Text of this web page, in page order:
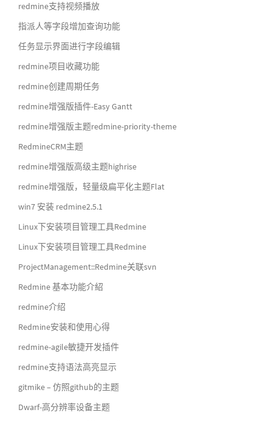
redmine支持视频播放
指派人等字段增加查询功能
任务显示界面进行字段编辑
redmine项目收藏功能
redmine创建周期任务
redmine增强版插件-Easy Gantt
redmine增强版主题redmine-priority-theme
RedmineCRM主题
redmine增强版高级主题highrise
redmine增强版，轻量级扁平化主题Flat
win7 安装 redmine2.5.1
Linux下安装项目管理工具Redmine
Linux下安装项目管理工具Redmine
ProjectManagement::Redmine关联svn
Redmine 基本功能介紹
redmine介绍
Redmine安装和使用心得
redmine-agile敏捷开发插件
redmine支持语法高亮显示
gitmike – 仿照github的主题
Dwarf-高分辨率设备主题